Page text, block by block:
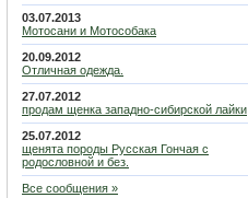
03.07.2013
Мотосани и Мотособака
20.09.2012
Отличная одежда.
27.07.2012
продам щенка западно-сибирской лайки
25.07.2012
щенята породы Русская Гончая с
родословной и без.
Все сообщения »